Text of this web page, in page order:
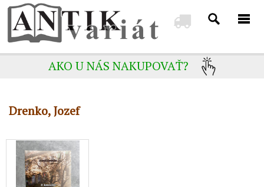
AKO U NÁS NAKUPOVAŤ?
Drenko, Jozef